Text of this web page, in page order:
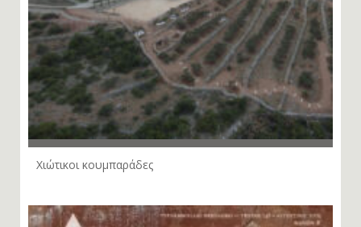
Χιώτικοι κουμπαράδες